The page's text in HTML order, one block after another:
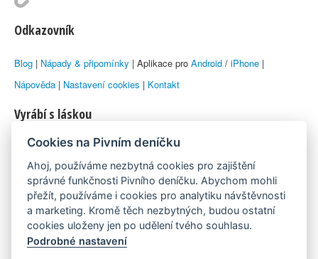
Odkazovník
Blog | Nápady & připomínky | Aplikace pro Android / iPhone |
Nápověda | Nastavení cookies | Kontakt
Vyrábí s láskou
© 2010–2026 byLukáš Zemanaka Emka
Máme rádi
Pivní.info
Poznámka pod čarou
Cookies na Pivním deníčku
Ahoj, používáme nezbytná cookies pro zajištění
správné funkčnosti Pivního deníčku. Abychom mohli
přežít, používáme i cookies pro analytiku návštěvnosti
a marketing. Kromě těch nezbytných, budou ostatní
cookies uloženy jen po udělení tvého souhlasu.
Podrobné nastavení